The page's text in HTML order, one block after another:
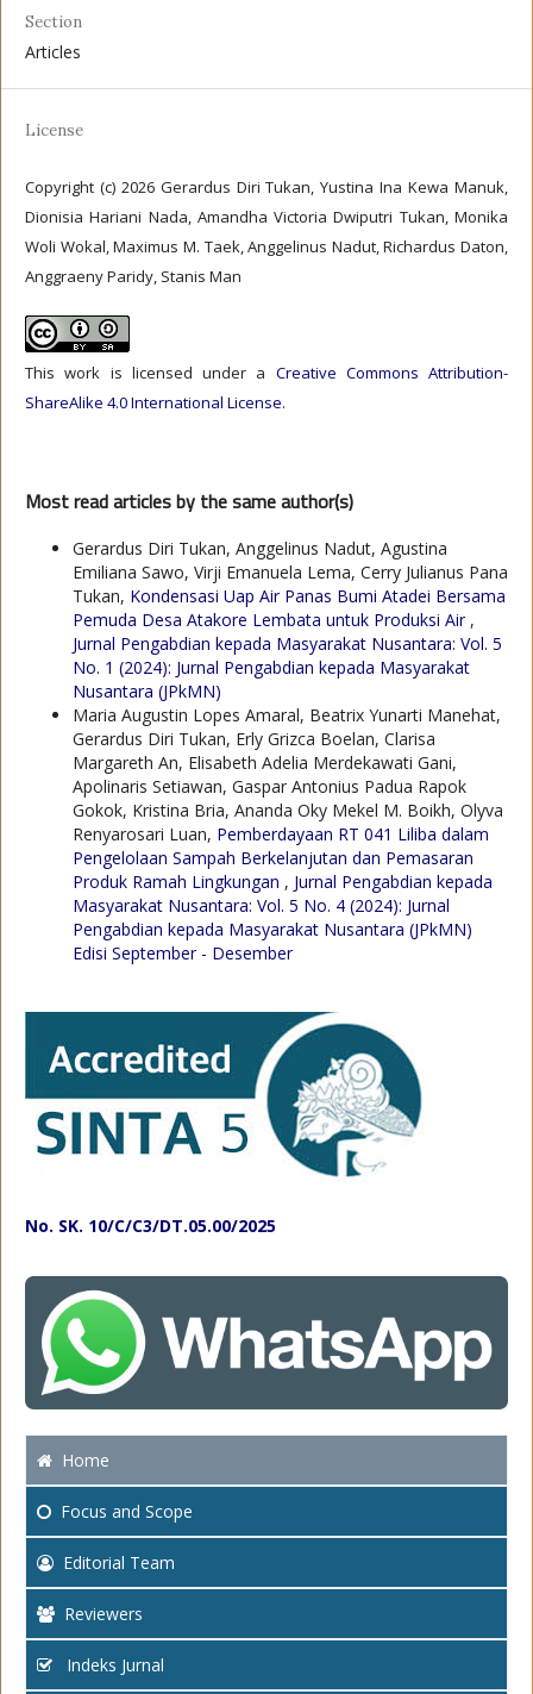
Section
Articles
License
Copyright (c) 2026 Gerardus Diri Tukan, Yustina Ina Kewa Manuk,
Dionisia Hariani Nada, Amandha Victoria Dwiputri Tukan, Monika
Woli Wokal, Maximus M. Taek, Anggelinus Nadut, Richardus Daton,
Anggraeny Paridy, Stanis Man
This work is licensed under a Creative Commons Attribution-
ShareAlike 4.0 International License.
Most read articles by the same author(s)
Gerardus Diri Tukan, Anggelinus Nadut, Agustina
Emiliana Sawo, Virji Emanuela Lema, Cerry Julianus Pana
Tukan, Kondensasi Uap Air Panas Bumi Atadei Bersama
Pemuda Desa Atakore Lembata untuk Produksi Air ,
Jurnal Pengabdian kepada Masyarakat Nusantara: Vol. 5
No. 1 (2024): Jurnal Pengabdian kepada Masyarakat
Nusantara (JPkMN)
Maria Augustin Lopes Amaral, Beatrix Yunarti Manehat,
Gerardus Diri Tukan, Erly Grizca Boelan, Clarisa
Margareth An, Elisabeth Adelia Merdekawati Gani,
Apolinaris Setiawan, Gaspar Antonius Padua Rapok
Gokok, Kristina Bria, Ananda Oky Mekel M. Boikh, Olyva
Renyarosari Luan, Pemberdayaan RT 041 Liliba dalam
Pengelolaan Sampah Berkelanjutan dan Pemasaran
Produk Ramah Lingkungan , Jurnal Pengabdian kepada
Masyarakat Nusantara: Vol. 5 No. 4 (2024): Jurnal
Pengabdian kepada Masyarakat Nusantara (JPkMN)
Edisi September - Desember
No. SK. 10/C/C3/DT.05.00/2025
Home
Focus and Scope
Editorial Team
Reviewers
Indeks Jurnal